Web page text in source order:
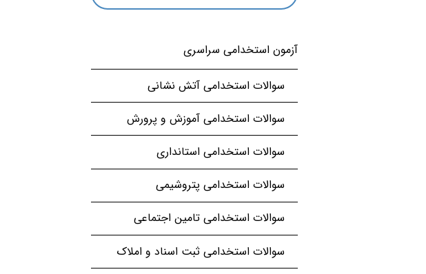
آزمون استخدامی سراسری
سوالات استخدامی آتش نشانی
سوالات استخدامی آموزش و پرورش
سوالات استخدامی استانداری
سوالات استخدامی پتروشیمی
سوالات استخدامی تامین اجتماعی
سوالات استخدامی ثبت اسناد و املاک